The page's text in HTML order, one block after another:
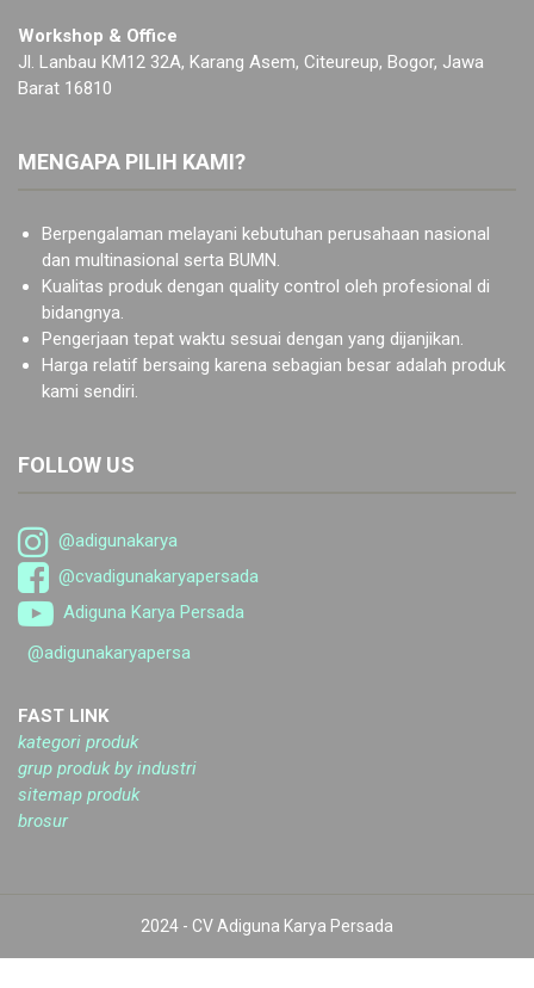
Workshop & Office
Jl. Lanbau KM12 32A, Karang Asem, Citeureup, Bogor, Jawa
Barat 16810
MENGAPA PILIH KAMI?
Berpengalaman melayani kebutuhan perusahaan nasional
dan multinasional serta BUMN.
Kualitas produk dengan quality control oleh profesional di
bidangnya.
Pengerjaan tepat waktu sesuai dengan yang dijanjikan.
Harga relatif bersaing karena sebagian besar adalah produk
kami sendiri.
FOLLOW US
@adigunakarya
@cvadigunakaryapersada
Adiguna Karya Persada
@adigunakaryapersa
FAST LINK
kategori produk
grup produk by industri
sitemap produk
brosur
2024 - CV Adiguna Karya Persada